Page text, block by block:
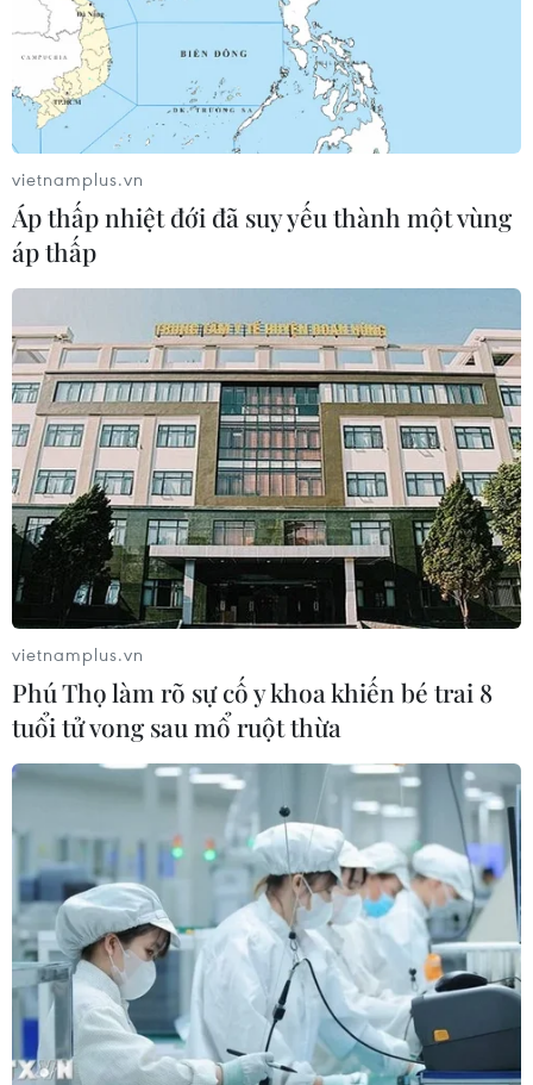
từ xăng dầu đến hàng thiết yếu
11/10/2023 02:21
Bộ Công Thương sẽ phối hợp chặt chẽ với các đơn vị
theo dõi sát diễn biến thị trường, kịp thời thực hiện hoặc
đề xuất lên Chính phủ các biện pháp nhằm bảo đảm
cân đối cung cầu hàng hóa thiết yếu.
Hãng hàng không tăng chuyến, bố trí bay
đêm trong dịp cao điểm Tết
06/12/2023 09:32
Các hãng hàng không xây dựng kế hoạch tăng chuyến,
vietnamplus.vn
Áp thấp nhiệt đới đã suy yếu thành một vùng
áp thấp
vietnamplus.vn
Phú Thọ làm rõ sự cố y khoa khiến bé trai 8
tuổi tử vong sau mổ ruột thừa